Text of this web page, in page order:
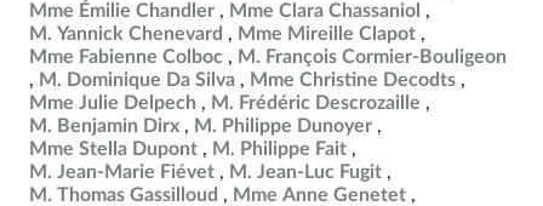
Mme Émilie Chandler
Mme Clara Chassaniol
M. Yannick Chenevard
Mme Mireille Clapot
Mme Fabienne Colboc
M. François Cormier-Bouligeon
M. Dominique Da Silva
Mme Christine Decodts
Mme Julie Delpech
M. Frédéric Descrozaille
M. Benjamin Dirx
M. Philippe Dunoyer
Mme Stella Dupont
M. Philippe Fait
M. Jean-Marie Fiévet
M. Jean-Luc Fugit
M. Thomas Gassilloud
Mme Anne Genetet